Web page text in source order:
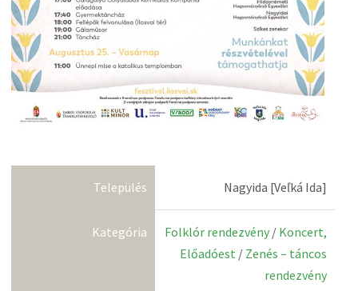
Település Nagyida [Veľká Ida]
Kategória Folklór rendezvény / Koncert,
Előadóest / Zenés – táncos
rendezvény